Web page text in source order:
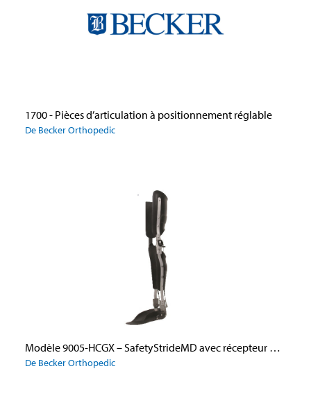
1700 - Pièces d’articulation à positionnement réglable
De Becker Orthopedic
Modèle 9005-HCGX – SafetyStrideMD avec récepteur de câble au talon et GX-Assist
De Becker Orthopedic